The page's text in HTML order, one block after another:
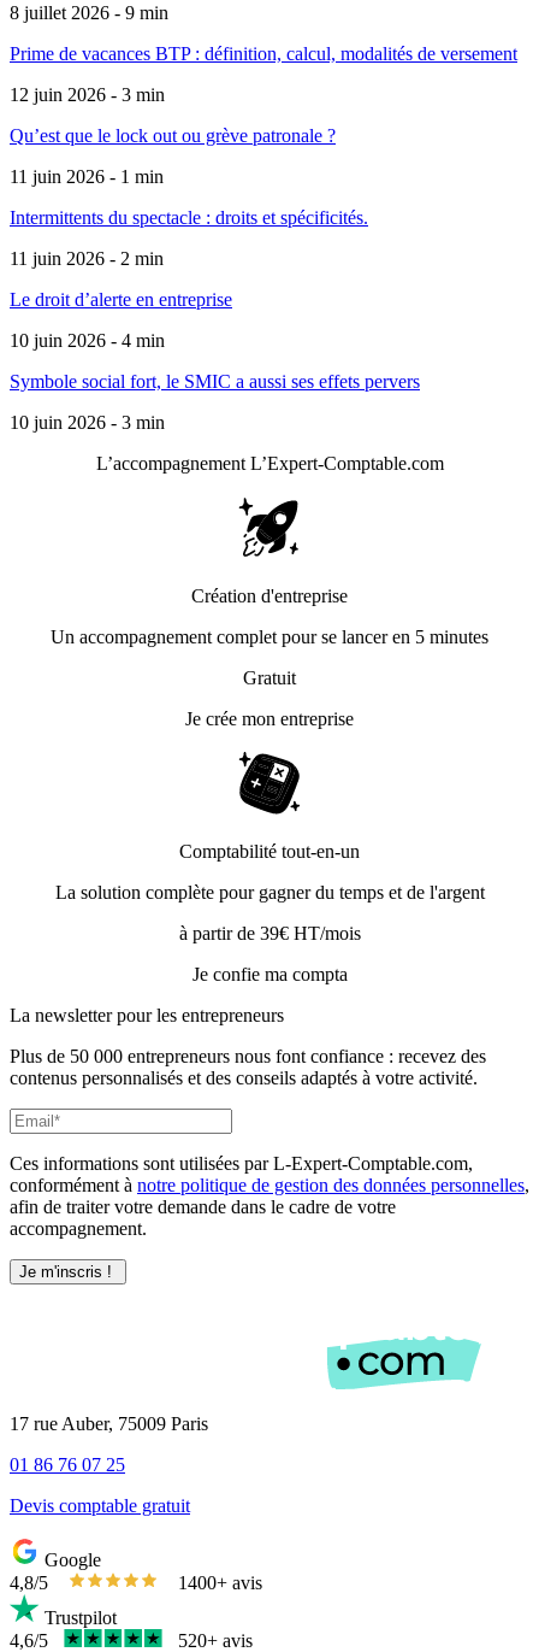
8 juillet 2026 - 9 min
Prime de vacances BTP : définition, calcul, modalités de versement
12 juin 2026 - 3 min
Qu’est que le lock out ou grève patronale ?
11 juin 2026 - 1 min
Intermittents du spectacle : droits et spécificités.
11 juin 2026 - 2 min
Le droit d’alerte en entreprise
10 juin 2026 - 4 min
Symbole social fort, le SMIC a aussi ses effets pervers
10 juin 2026 - 3 min
L’accompagnement L’Expert-Comptable.com
Création d'entreprise
Un accompagnement complet pour se lancer en 5 minutes
Gratuit
Je crée mon entreprise
Comptabilité tout-en-un
La solution complète pour gagner du temps et de l'argent
à partir de 39€ HT/mois
Je confie ma compta
La newsletter pour les entrepreneurs
Plus de 50 000 entrepreneurs nous font confiance : recevez des
contenus personnalisés et des conseils adaptés à votre activité.
Ces informations sont utilisées par L-Expert-Comptable.com,
conformément à notre politique de gestion des données personnelles,
afin de traiter votre demande dans le cadre de votre
accompagnement.
17 rue Auber, 75009 Paris
01 86 76 07 25
Devis comptable gratuit
Google
4,8/5
1400+ avis
Trustpilot
4,6/5
520+ avis